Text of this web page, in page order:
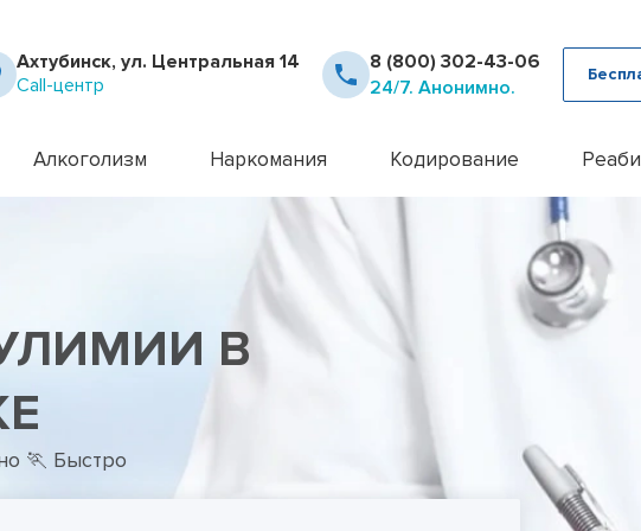
Ахтубинск, ул. Центральная 14
Call-центр
8 (800) 302-43-06
24/7. Анонимно.
Алкоголизм
Амбулаторное лечение алкоголизма
Кодирование методом Рожнова
Лечение алкоголизма
Лечение пивного алкоголизма
Лечение женского алкоголизма
Наркомания
Детоксикация наркозависимых
Кодирование от наркомании
Лечение наркомании амбулаторно
Лечение наркомании у подростков
Лечение наркомании в стационаре
Лечение зависимости от Гашиша
Лечение зависимости от Лирики
Кодирование
Кодирование Аквилонг
Кодирование алкоголизма на
Кодирование алкоголизма
Кодирование алкоголизма
Кодирование Двойной Блок
Кодирование
Кодирование от алкоголизма
Кодирование от
Кодирование по методу
Day
Консультация
Лечение
Лечение
Лечение
Лечение
Лечение
Лечение
Лечение
Лечение
Лечение
Лечение
В
🏃 Быстро